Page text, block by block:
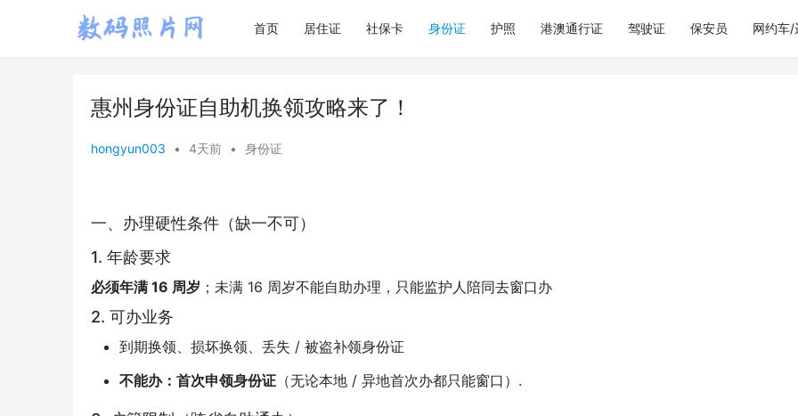
首页 居住证 社保卡 身份证 护照 港澳通行证 驾驶证 保安员 网约车/
惠州身份证自助机换领攻略来了！
hongyun003 • 4天前 • 身份证
一、办理硬性条件（缺一不可）
1. 年龄要求
必须年满 16 周岁 ；未满 16 周岁不能自助办理，只能监护人陪同去窗口办
2. 可办业务
到期换领、损坏换领、丢失 / 被盗补领身份证
不能办：首次申领身份证 （无论本地 / 异地首次办都只能窗口）.